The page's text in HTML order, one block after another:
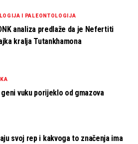
I PALEONTOLOGIJA
analiza predlaže da je Nefertiti
kralja Tutankhamona
vuku porijeklo od gmazova
svoj rep i kakvoga to značenja ima